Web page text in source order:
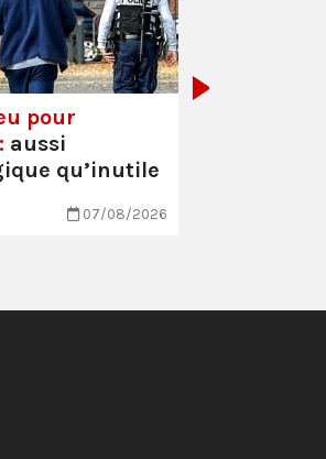
pour
aussi
qu’inutile
07/08/2026